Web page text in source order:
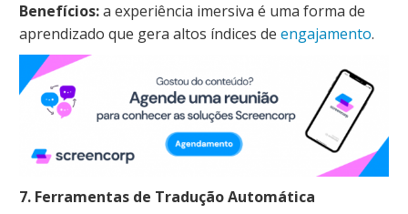
Benefícios:a experiência imersiva é uma forma de
aprendizado que gera altos índices de engajamento.
7. Ferramentas de Tradução Automática